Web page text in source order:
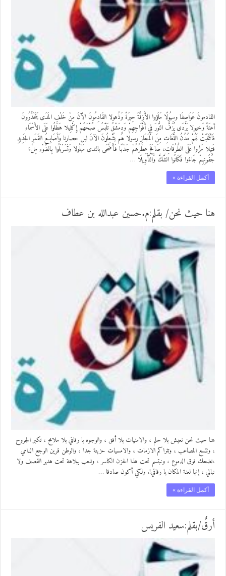
القادمونَ عَوَاصِفَا وسِيُولًا مَلَؤوا الأَزِقَّةَ حِيرَةً وَذُهولا القَادِمُونَ الآَنَ مِنْ خَلْفِ المَدَى يَتَحَدَّرُونَ
أعنَةً وَخيولا بَرْدَى يُزَفُّ النُّورَ فِي أَفْوَاجِهِمْ وَدِمَشْقُ تَلْبَسُ صُبْحَهُمْ إِكْلِيلا هَطَلُوا عَلَى الأَسْمَاءِ
فَانْتَخَبَتْ لَهُمْ مُدُنُ اللُّغَاتِ مِنَ الْمَجَازِ رسولا هُم يُشْعِلُونَ الآنَ ليل حصارنا وَأَصَابِعُ القَمَرِ الجَدِيدِ
فَتِيلا مَرُّوا عَلَى الطُّرُقَاتِ، صَافَحَ عِطْرُهُمْ جَدْبًا فَأَضْحَى بالندى مَبْلُولا وَتَسَرْبَلُوا بِالضَّوْءِ مِلْءَ
جُفُونِهِمْ جَاءُوا فَكَانُوا الشَّكَّ وَالتَّأْوِيلَا …
أكمل القراءة »
هنا حيث نحن/ بقلم:م.حسين عبدالله بن عطاف
هنا حيث نحن نعيش بلا حلم ، والامنيات بلا أفق ، والوجوه يا رفاقي بلا ملامح ، تكبر الجروح
، وتتسع المصاعب ، وتتراكم الازمات ، والامسيات حزينة جدا ، والوطن قرين الوجع الدامي
،نضحك فوق الدموع ، ونبتسم تحت هذا الحزن الكاسر ، ونلعب ببلاهة تحت هدير القصف ولا
نبالي ، إنها لعنة المكان يا رفاقي!. ولكي أكون صادقا …
أكمل القراءة »
أرقٌ/بقلم:سعيد الفريس